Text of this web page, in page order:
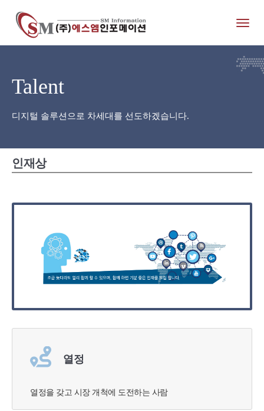
Talent
디지털 솔루션으로 차세대를 선도하겠습니다.
인재상
열정
열정을 갖고 시장 개척에 도전하는 사람